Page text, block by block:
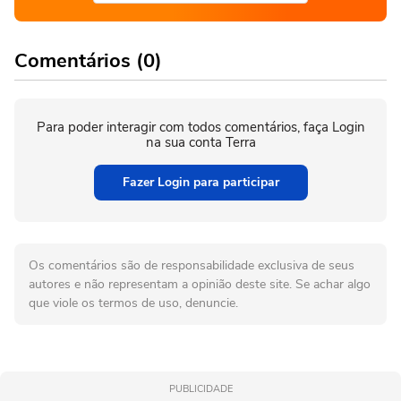
Comentários (0)
Para poder interagir com todos comentários, faça Login
na sua conta Terra
Fazer Login para participar
Os comentários são de responsabilidade exclusiva de seus
autores e não representam a opinião deste site. Se achar algo
que viole os termos de uso, denuncie.
PUBLICIDADE